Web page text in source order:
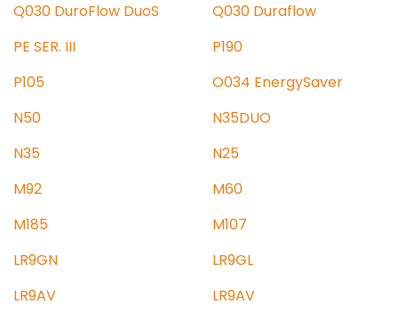
Q030 DuroFlow DuoS
Q030 Duraflow
PE SER. III
P190
P105
O034 EnergySaver
N50
N35DUO
N35
N25
M92
M60
M185
M107
LR9GN
LR9GL
LR9AV
LR9AV